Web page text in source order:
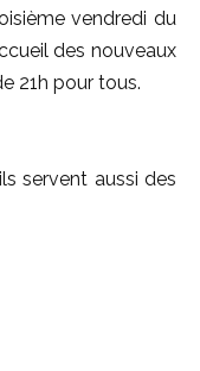
vendredi du
des nouveaux
21h pour tous.
servent aussi des